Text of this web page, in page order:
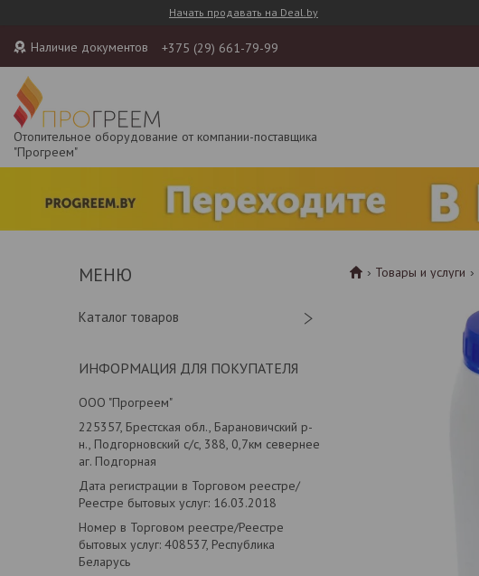
Начать продавать на Deal.by
Наличие документов +375 (29) 661-79-99
Отопительное оборудование от компании-поставщика
"Прогреем"
Каталог товаров
ИНФОРМАЦИЯ ДЛЯ ПОКУПАТЕЛЯ
ООО "Прогреем"
225357, Брестская обл., Барановичский р-
н., Подгорновский с/с, 388, 0,7км севернее
аг. Подгорная
Дата регистрации в Торговом реестре/
Реестре бытовых услуг: 16.03.2018
Номер в Торговом реестре/Реестре
бытовых услуг: 408537, Республика
Беларусь
Товары и услуги